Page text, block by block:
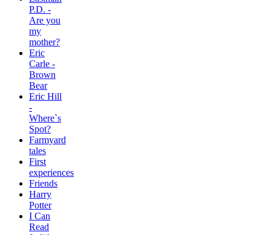
P.D. -
Are you
my
mother?
Eric
Carle -
Brown
Bear
Eric Hill
-
Where`s
Spot?
Farmyard
tales
First
experiences
Friends
Harry
Potter
I Can
Read